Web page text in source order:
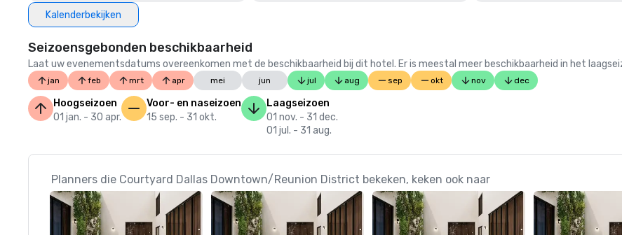
Kalenderbekijken
Seizoensgebonden beschikbaarheid
Laat uw evenementsdatums overeenkomen met de beschikbaarheid bij dit hotel. Er is meestal meer beschikbaarheid in het
jan feb mrt apr mei jun jul aug sep okt nov dec
Hoogseizoen
01 jan. - 30 apr.
Voor- en naseizoen
15 sep. - 31 okt.
Laagseizoen
01 nov. - 31 dec.
01 jul. - 31 aug.
Planners die Courtyard Dallas Downtown/Reunion District bekeken, keken ook naar